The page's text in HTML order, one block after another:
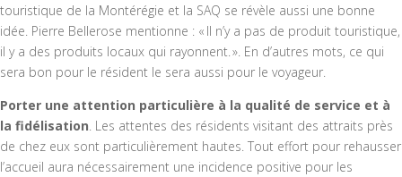
touristique de la Montérégie et la SAQ se révèle aussi une bonne
idée. Pierre Bellerose mentionne : « Il n’y a pas de produit touristique,
il y a des produits locaux qui rayonnent. ». En d’autres mots, ce qui
sera bon pour le résident le sera aussi pour le voyageur.
Porter une attention particulière à la qualité de service et à
la fidélisation . Les attentes des résidents visitant des attraits près
de chez eux sont particulièrement hautes. Tout effort pour rehausser
l’accueil aura nécessairement une incidence positive pour les